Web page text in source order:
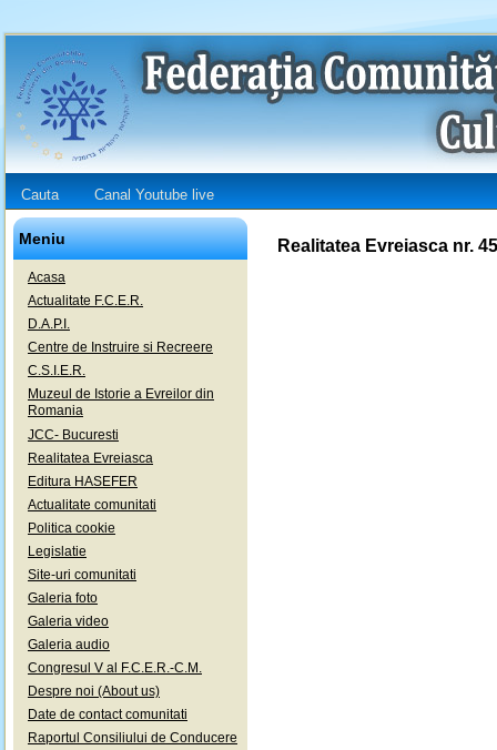
Cauta Canal Youtube live
Meniu
Acasa
Actualitate F.C.E.R.
D.A.P.I.
Centre de Instruire si Recreere
C.S.I.E.R.
Muzeul de Istorie a Evreilor din
Romania
JCC- Bucuresti
Realitatea Evreiasca
Editura HASEFER
Actualitate comunitati
Politica cookie
Legislatie
Site-uri comunitati
Galeria foto
Galeria video
Galeria audio
Congresul V al F.C.E.R.-C.M.
Despre noi (About us)
Date de contact comunitati
Raportul Consiliului de Conducere
Realitatea Evreiasca nr.